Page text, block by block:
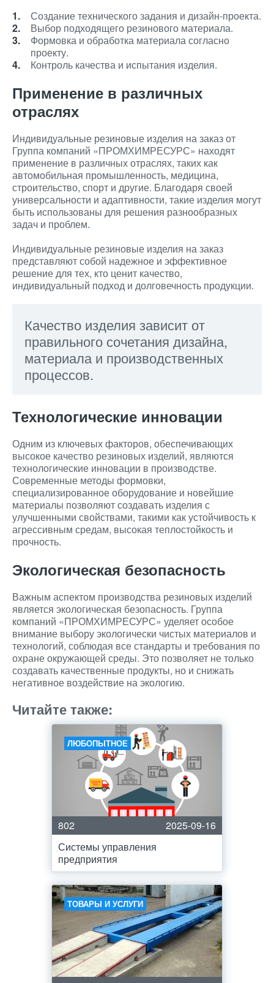
Создание технического задания и дизайн-проекта.
Выбор подходящего резинового материала.
Формовка и обработка материала согласно
проекту.
Контроль качества и испытания изделия.
Применение в различных
отраслях
Индивидуальные резиновые изделия на заказ от
Группа компаний «ПРОМХИМРЕСУРС» находят
применение в различных отраслях, таких как
автомобильная промышленность, медицина,
строительство, спорт и другие. Благодаря своей
универсальности и адаптивности, такие изделия могут
быть использованы для решения разнообразных
задач и проблем.
Индивидуальные резиновые изделия на заказ
представляют собой надежное и эффективное
решение для тех, кто ценит качество,
индивидуальный подход и долговечность продукции.
Качество изделия зависит от
правильного сочетания дизайна,
материала и производственных
процессов.
Технологические инновации
Одним из ключевых факторов, обеспечивающих
высокое качество резиновых изделий, являются
технологические инновации в производстве.
Современные методы формовки,
специализированное оборудование и новейшие
материалы позволяют создавать изделия с
улучшенными свойствами, такими как устойчивость к
агрессивным средам, высокая теплостойкость и
прочность.
Экологическая безопасность
Важным аспектом производства резиновых изделий
является экологическая безопасность. Группа
компаний «ПРОМХИМРЕСУРС» уделяет особое
внимание выбору экологически чистых материалов и
технологий, соблюдая все стандарты и требования по
охране окружающей среды. Это позволяет не только
создавать качественные продукты, но и снижать
негативное воздействие на экологию.
Читайте также:
ЛЮБОПЫТНОЕ
802
2025-09-16
Системы управления
предприятия
ТОВАРЫ И УСЛУГИ